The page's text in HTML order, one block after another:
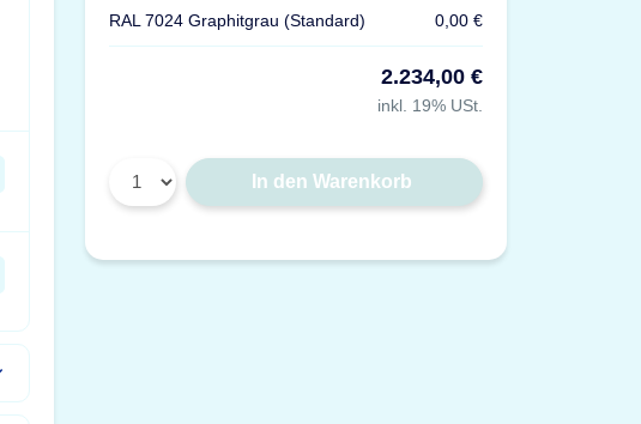
RAL 7024 Graphitgrau (Standard) 0,00 €
2.234,00 €
inkl. 19% USt.
In den Warenkorb